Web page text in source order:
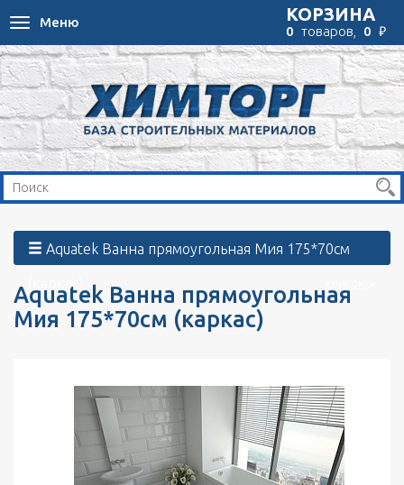
Toggle
navigation
Меню КОРЗИНА
0 товаров, 0 ₽
(каркас)
Aquatek Ванна прямоугольная
Мия 175*70см (каркас)